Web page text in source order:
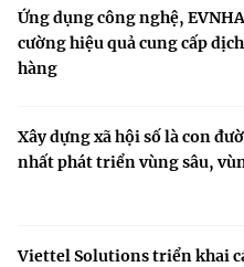
Ứng dụng công nghệ,
cường hiệu quả cung cấp
hàng
Xây dựng xã hội số là con
nhất phát triển vùng sâu,
Viettel Solutions triển khai